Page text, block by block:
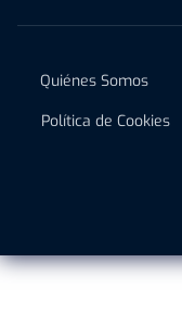
Quiénes Somos
Política de Cookies